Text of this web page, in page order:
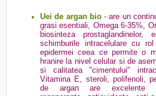
Uei de argan bio - are un
grasi esentiali, Omega 6-35%,
biosinteza prostaglandinelor,
schimburile intracelulare cu
epidermei ceea ce permite o
hranire la nivel celular si de
si calitatea "cimentului"
Vitamina E, steroli, polifenoli,
de argan are excelente